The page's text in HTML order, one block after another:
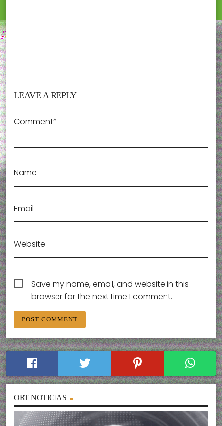
LEAVE A REPLY
Comment*
Name
Email
Website
Save my name, email, and website in this
browser for the next time I comment.
ORT NOTICIAS